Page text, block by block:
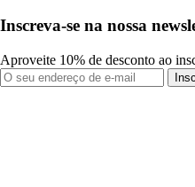
Inscreva-se na nossa
Aproveite 10% de desconto ao